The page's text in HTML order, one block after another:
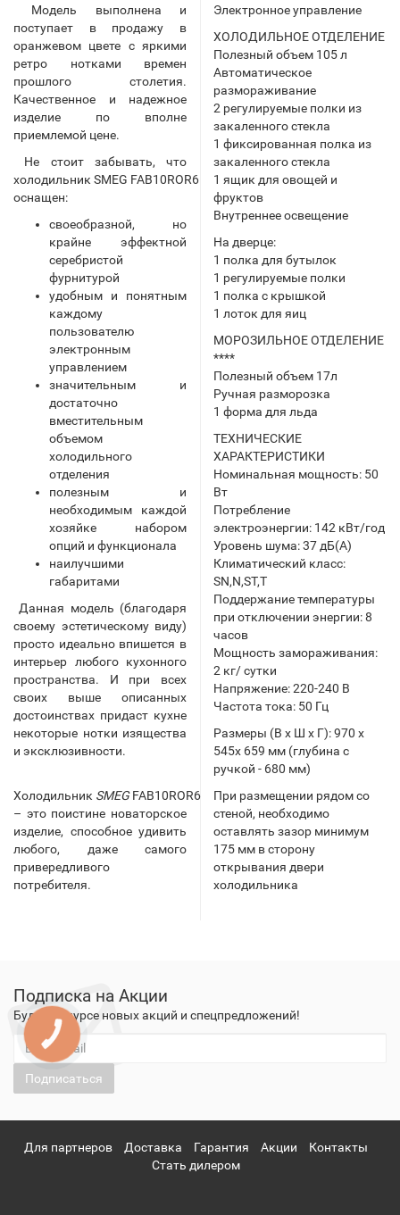
Модель выполнена и
поступает в продажу в
оранжевом цвете с яркими
ретро нотками времен
прошлого столетия.
Качественное и надежное
изделие по вполне
приемлемой цене.
Не стоит забывать, что
холодильник SMEG FAB10ROR6
оснащен:
своеобразной, но
крайне эффектной
серебристой
фурнитурой
удобным и понятным
каждому
пользователю
электронным
управлением
значительным и
достаточно
вместительным
объемом
холодильного
отделения
полезным и
необходимым каждой
хозяйке набором
опций и функционала
наилучшими
габаритами
Данная модель (благодаря
своему эстетическому виду)
просто идеально впишется в
интерьер любого кухонного
пространства. И при всех
своих выше описанных
достоинствах придаст кухне
некоторые нотки изящества
и эксклюзивности.
Холодильник SMEGFAB10ROR6
– это поистине новаторское
изделие, способное удивить
любого, даже самого
привередливого
потребителя.
Электронное управление
ХОЛОДИЛЬНОЕ ОТДЕЛЕНИЕ
Полезный объем 105 л
Автоматическое
размораживание
2 регулируемые полки из
закаленного стекла
1 фиксированная полка из
закаленного стекла
1 ящик для овощей и
фруктов
Внутреннее освещение
На дверце:
1 полка для бутылок
1 регулируемые полки
1 полка с крышкой
1 лоток для яиц
МОРОЗИЛЬНОЕ ОТДЕЛЕНИЕ
****
Полезный объем 17л
Ручная разморозка
1 форма для льда
ТЕХНИЧЕСКИЕ
ХАРАКТЕРИСТИКИ
Номинальная мощность: 50
Вт
Потребление
электроэнергии: 142 кВт/год
Уровень шума: 37 дБ(А)
Климатический класс:
SN,N,ST,T
Поддержание температуры
при отключении энергии: 8
часов
Мощность замораживания:
2 кг/ сутки
Напряжение: 220-240 В
Частота тока: 50 Гц
Размеры (В х Ш х Г): 970 х
545х 659 мм (глубина с
ручкой - 680 мм)
При размещении рядом со
стеной, необходимо
оставлять зазор минимум
175 мм в сторону
открывания двери
холодильника
Подписка на Акции
Будьте в курсе новых акций и спецпредложений!
Подписаться
Для партнеров Доставка Гарантия Акции
Контакты
Стать дилером
КНОПКА
ЗВ'ЯЗКУ